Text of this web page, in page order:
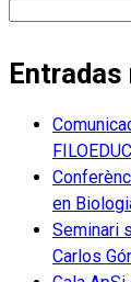
FILOEDUC
en
Seminari
Carlos